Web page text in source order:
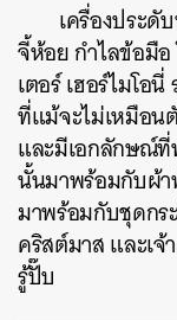
เครื่องประดั
จี้ห้อย กำไลข้อมื
เตอร์ เฮอร์ไมโอ
ที่แม้จะไม่เหมือน
และมีเอกลักษณ์ที่
นั้นมาพร้อมกับผ้า
มาพร้อมกับชุดกร
คริสต์มาส และเจ้
รู้ปั๊บ